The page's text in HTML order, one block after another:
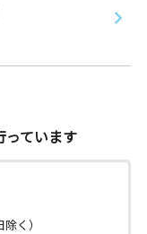
っています
く）